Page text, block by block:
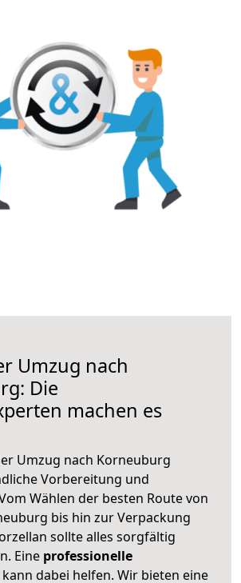
Umzug nach
Die
machen es
Umzug nach Korneuburg
Vorbereitung und
Wählen der besten Route von
bis hin zur Verpackung
sollte alles sorgfältig
Eine professionelle
kann dabei helfen. Wir bieten eine